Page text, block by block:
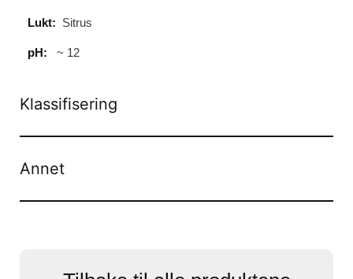
Klassifisering
Annet
Lukt: Sitrus
pH: ~ 12